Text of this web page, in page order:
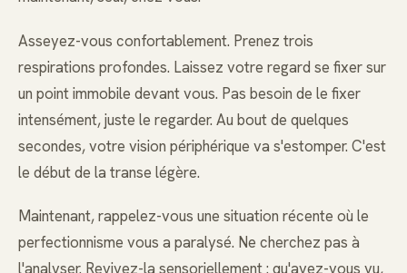
Asseyez-vous confortablement. Prenez trois
respirations profondes. Laissez votre regard se fixer sur
un point immobile devant vous. Pas besoin de le fixer
intensément, juste le regarder. Au bout de quelques
secondes, votre vision périphérique va s'estomper. C'est
le début de la transe légère.
Maintenant, rappelez-vous une situation récente où le
perfectionnisme vous a paralysé. Ne cherchez pas à
l'analyser. Revivez-la sensoriellement : qu'avez-vous vu,